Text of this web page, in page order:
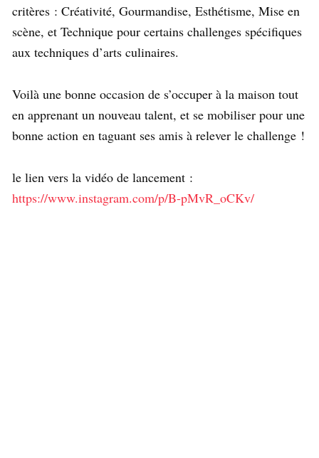
critères : Créativité, Gourmandise, Esthétisme, Mise en
scène, et Technique pour certains challenges spécifiques
aux techniques d’arts culinaires.
Voilà une bonne occasion de s’occuper à la maison tout
en apprenant un nouveau talent, et se mobiliser pour une
bonne action en taguant ses amis à relever le challenge !
le lien vers la vidéo de lancement :
https://www.instagram.com/p/B-pMvR_oCKv/